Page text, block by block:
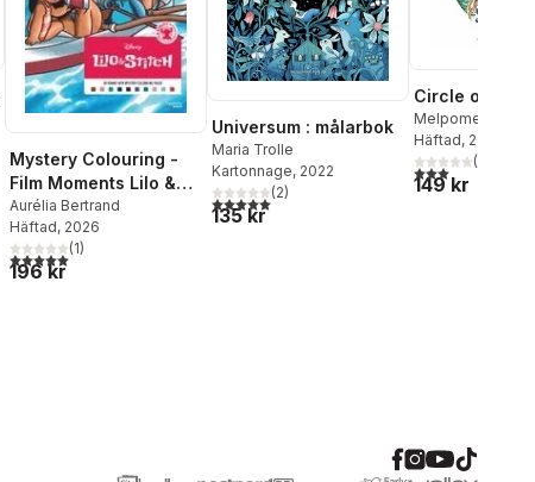
Mystery Colouring -
Film Moments Lilo &
Stitch
Aurélia Bertrand
Häftad, 2026
5,0utav 5 stjärnor. Totalt antal röster:
(1)
196 kr
Universum : målarbok
Maria Trolle
Kartonnage, 2022
5,0utav 5 stjärnor. Totalt antal röster:
(2)
135 kr
Circle of Life
Melpomeni
Häftad, 2021
3,0utav 5(
149 kr